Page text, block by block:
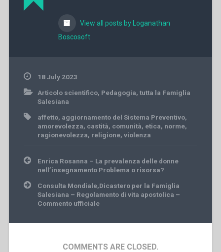
View all posts by Loganathan
Boscosoft
18 July 2023
Articolo scientifico, Pedagogia, tutta la Famiglia
Salesiana
affetto, aggiornamento del Sistema Preventivo,
amorevolezza, castità, comunità, etica, norme,
ragionevolezza, religione, violenza
Post
navigation
Enrica Rosanna – La prevalenza delle donne
nell’insegnamento Problema o risorsa?
Consulta Mondiale,Dicastero per la Famiglia
Salesiana – Regolamento di vita apostolica –
Commento ufficiale
COMMENTS ARE CLOSED.